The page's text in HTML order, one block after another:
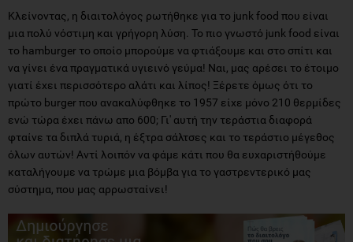
Κλείνοντας, η διαιτολόγος ρωτήθηκε για το junk food που είναι
μια πολύ νόστιμη και γρήγορη λύση. Το πιο γνωστό junk food είναι
το hamburger το οποίο μπορούμε να φτιάξουμε και στο σπίτι και
να γίνει ένα πραγματικά υγιεινό γεύμα! Ναι, μας αρέσει το έτοιμο
γιατί έχει περισσότερο αλάτι και λίπος! Ξέρετε όμως ότι το
πρώτο burger που ανακαλύφθηκε το 1957 είχε μόνο 210 θερμίδες
ενώ τώρα έχει πάνω απο 600; Γι' αυτή την τεράστια διαφορά
φταίνε τα διπλά τυριά, η έξτρα σάλτσες και το τεράστιο μέγεθος
όλων αυτών! Αντί λοιπόν να φάμε κάτι που θα ευχαριστήθούμε
καταλήγουμε να τρώμε μια βόμβα για το γαστρεντερικό μας
σύστημα, που μας αρρωσταίνει!